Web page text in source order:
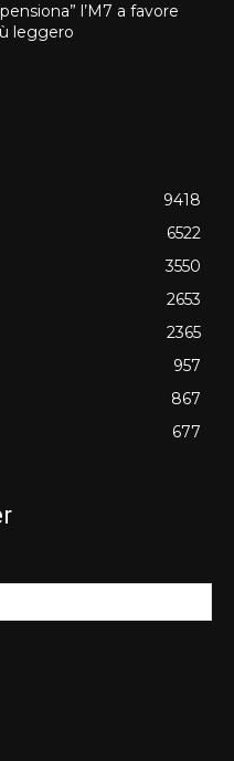
l’M7 a favore
leggero
9418
6522
3550
2653
2365
957
867
677